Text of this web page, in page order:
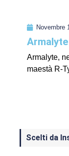
Novembre
Armalyte,
maestà R-
Scelti da